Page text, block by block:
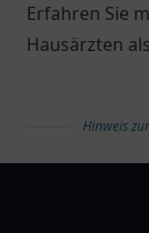
Erfahren Sie
Hausärzten
Hinweis